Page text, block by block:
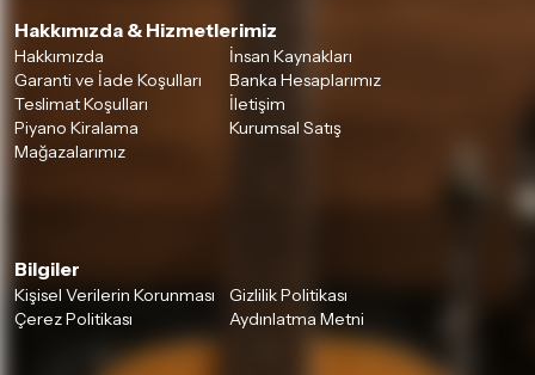
Hakkımızda & Hizmetlerimiz
Hakkımızda
İnsan Kaynakları
Garanti ve İade Koşulları
Banka Hesaplarımız
Teslimat Koşulları
İletişim
Piyano Kiralama
Kurumsal Satış
Mağazalarımız
Bilgiler
Kişisel Verilerin Korunması
Gizlilik Politikası
Çerez Politikası
Aydınlatma Metni